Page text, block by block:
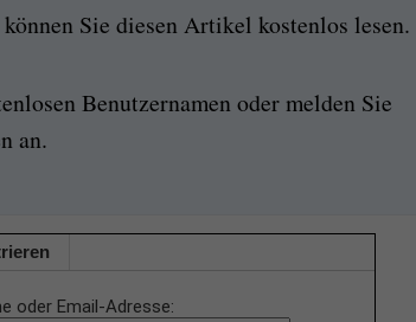
Sie diesen Artikel kostenlos lesen.
Benutzernamen oder melden Sie
an.
oder Email-Adresse